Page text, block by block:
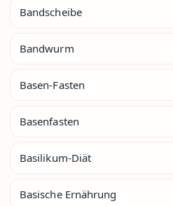
Bandscheibe
Bandwurm
Basen-Fasten
Basenfasten
Basilikum-Diät
Basische Ernährung